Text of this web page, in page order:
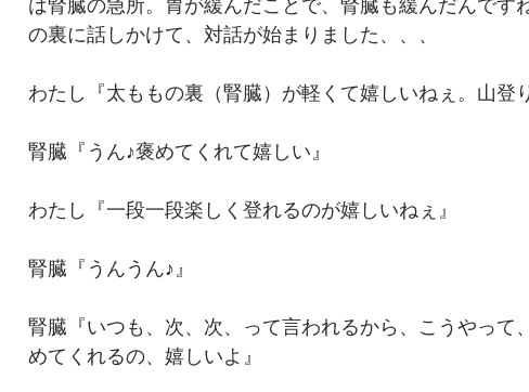
は腎臓の急所。胃が緩んだことで、腎臓も緩んだんです
の裏に話しかけて、対話が始まりました、、、﻿
わたし『太ももの裏（腎臓）が軽くて嬉しいねぇ。山登
腎臓『うん♪褒めてくれて嬉しい』﻿
わたし『一段一段楽しく登れるのが嬉しいねぇ』﻿
腎臓『うんうん♪』﻿
腎臓『いつも、次、次、って言われるから、こうやって
めてくれるの、嬉しいよ』﻿